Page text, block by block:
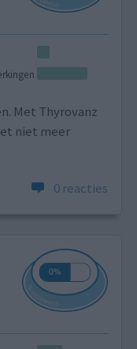
Met Thyrovanz
niet meer
0 reacties